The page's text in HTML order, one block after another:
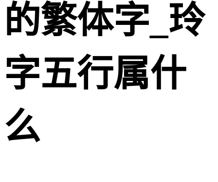
的繁体字_玲
字五行属什
么